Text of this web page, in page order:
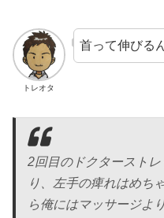
トレオタ
首って伸びる
2回目のドクタースト
り、左手の痺れはめち
ら俺にはマッサージよ